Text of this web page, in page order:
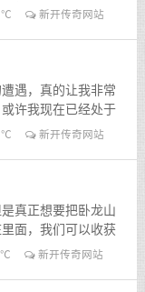
得到了大大的...
℃ 新开传奇网站
遇，真的让我非常
许我现在已经处于
在游戏里面，我
℃ 新开传奇网站
真正想要把卧龙山
面，我们可以收获
往的一个副本...
℃ 新开传奇网站